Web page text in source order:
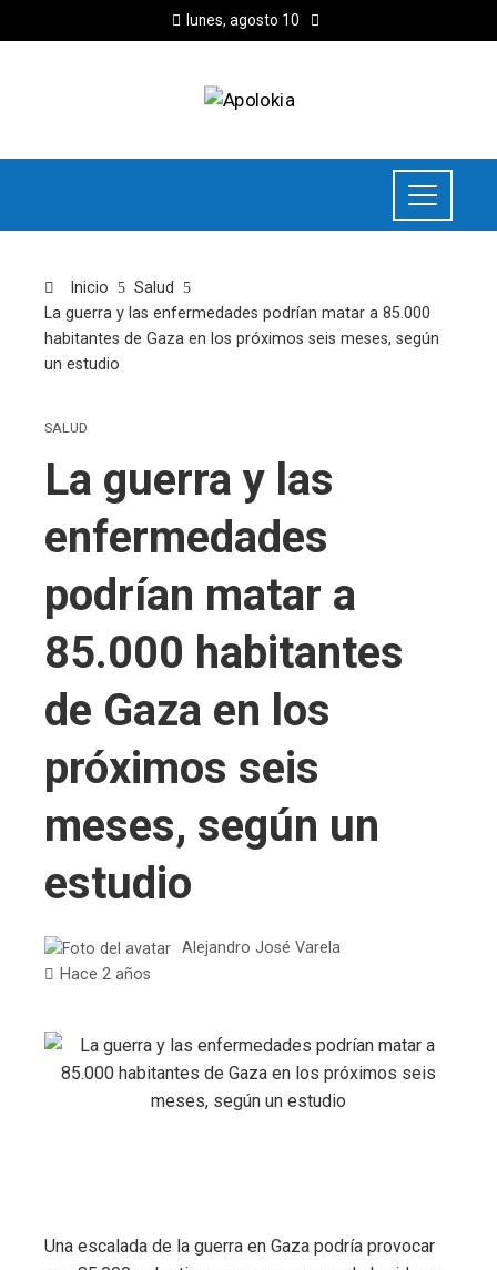
lunes, agosto 10
Inicio
Salud
La guerra y las enfermedades podrían matar a 85.000
habitantes de Gaza en los próximos seis meses, según
un estudio
SALUD
La guerra y las
enfermedades
podrían matar a
85.000 habitantes
de Gaza en los
próximos seis
meses, según un
estudio
Alejandro José Varela
Hace 2 años
Una escalada de la guerra en Gaza podría provocar